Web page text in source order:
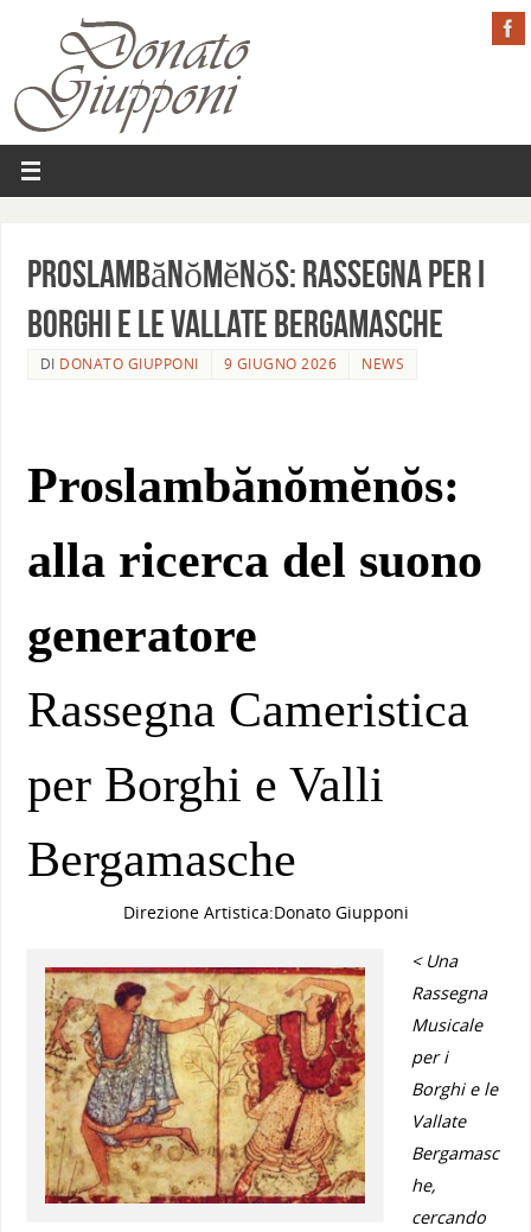
Proslambănŏmĕnŏs: Rassegna per i
Borghi e le Vallate Bergamasche
DI DONATO GIUPPONI 9 GIUGNO 2026 NEWS
Proslambănŏmĕnŏs:
alla ricerca del suono
generatore
Rassegna Cameristica
per Borghi e Valli
Bergamasche
Direzione Artistica:Donato Giupponi
< Una
Rassegna
Musicale
per i
Borghi e le
Vallate
Bergamasc
he,
cercando